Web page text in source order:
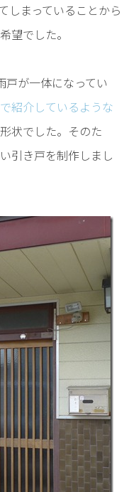
しまっていることから
望でした。
戸が一体になってい
紹介しているような
状でした。そのた
引き戸を制作しまし